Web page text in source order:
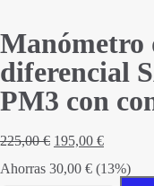
Manómetro
diferencial
PM3 con
225,00€ El
original
195,00 €El
actual
Ahorras 30,00 € (13%)